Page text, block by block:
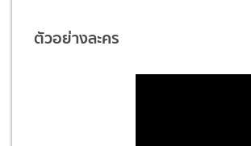
ตัวอย่างละคร